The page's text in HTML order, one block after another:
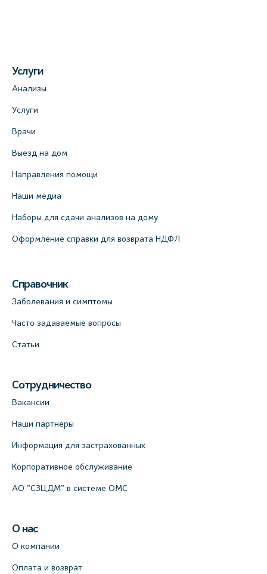
Услуги
Анализы
Услуги
Врачи
Выезд на дом
Направления помощи
Наши медиа
Наборы для сдачи анализов на дому
Оформление справки для возврата НДФЛ
Справочник
Заболевания и симптомы
Часто задаваемые вопросы
Статьи
Сотрудничество
Вакансии
Наши партнеры
Информация для застрахованных
Корпоративное обслуживание
АО "СЗЦДМ" в системе ОМС
О нас
О компании
Оплата и возврат